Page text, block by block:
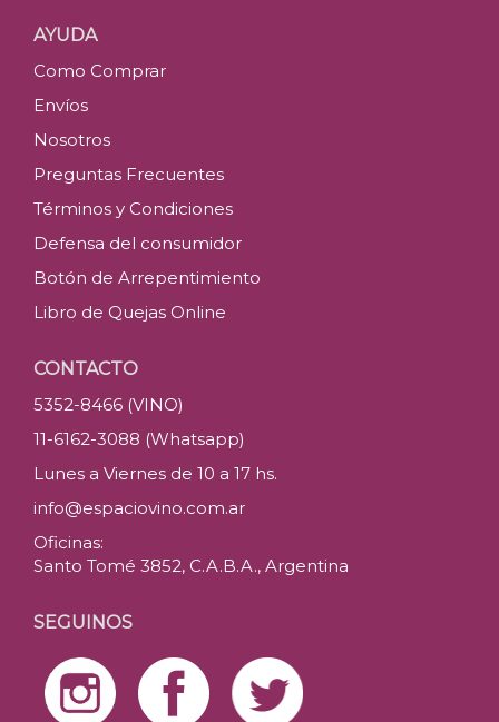
AYUDA
Como Comprar
Envíos
Nosotros
Preguntas Frecuentes
Términos y Condiciones
Defensa del consumidor
Botón de Arrepentimiento
Libro de Quejas Online
CONTACTO
5352-8466 (VINO)
11-6162-3088 (Whatsapp)
Lunes a Viernes de 10 a 17 hs.
info@espaciovino.com.ar
Oficinas:
Santo Tomé 3852, C.A.B.A., Argentina
SEGUINOS